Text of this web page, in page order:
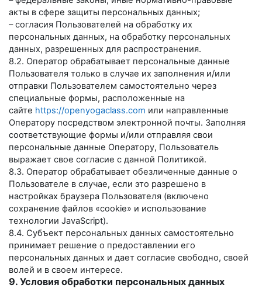
акты в сфере защиты персональных данных;
– согласия Пользователей на обработку их
персональных данных, на обработку персональных
данных, разрешенных для распространения.
8.2. Оператор обрабатывает персональные данные
Пользователя только в случае их заполнения и/или
отправки Пользователем самостоятельно через
специальные формы, расположенные на
сайте https://openyogaclass.com или направленные
Оператору посредством электронной почты. Заполняя
соответствующие формы и/или отправляя свои
персональные данные Оператору, Пользователь
выражает свое согласие с данной Политикой.
8.3. Оператор обрабатывает обезличенные данные о
Пользователе в случае, если это разрешено в
настройках браузера Пользователя (включено
сохранение файлов «cookie» и использование
технологии JavaScript).
8.4. Субъект персональных данных самостоятельно
принимает решение о предоставлении его
персональных данных и дает согласие свободно, своей
волей и в своем интересе.
9. Условия обработки персональных данных